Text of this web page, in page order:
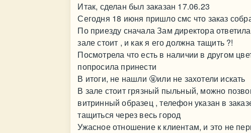
Итак, сделан был заказан 17.06.23
Сегодня 18 июня пришло смс что заказ
По приезду сначала Зам директора
зале стоит , и как я его должна тащить ?!
Посмотрела что есть в наличии в другом
попросила принести
В итоги, не нашли 🤬или не захотели искать
В зале стоит грязный пыльный, можно
витринный образец , телефон указан в
тащиться через весь город
Ужасное отношение к клиентам, и это не